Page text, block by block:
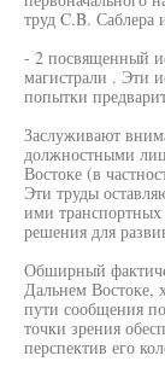
труд C.B.
- 2 посвященный
магистрали . Эти
попытки
Заслуживают
должностными
Востоке (в
Эти труды
ими
решения для
Обширный
Дальнем Востоке,
пути сообщения
точки зрения
перспектив его